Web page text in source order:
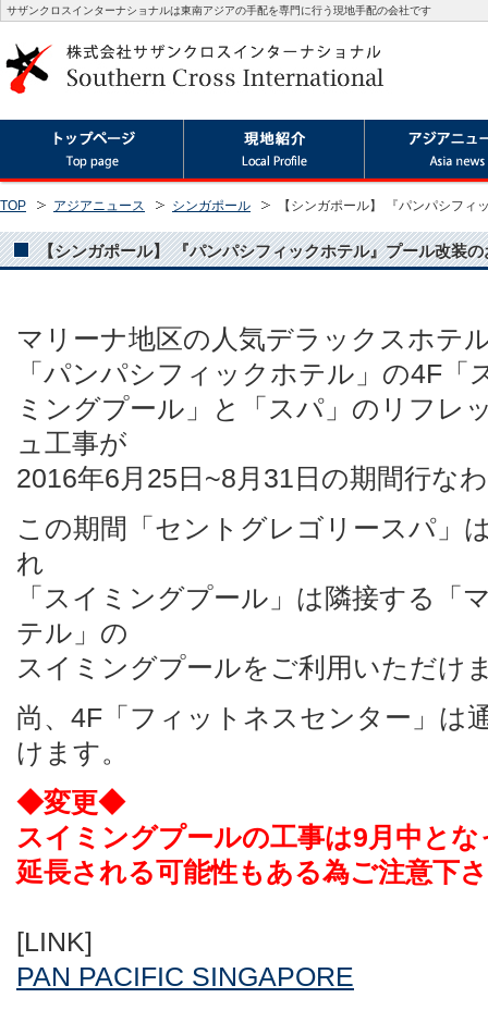
サザンクロスインターナショナルは東南アジアの手配を専門に行う現地手配の会社です
TOP アジアニュース シンガポール 【シンガポール】 『パンパシフ
【シンガポール】 『パンパシフィックホテル』プール改装
マリーナ地区の人気デラックスホテ
「パンパシフィックホテル」の4F「
ミングプール」と「スパ」のリフレ
ュ工事が
2016年6月25日~8月31日の期間行な
この期間「セントグレゴリースパ」
れ
「スイミングプール」は隣接する「
テル」の
スイミングプールをご利用いただけ
尚、4F「フィットネスセンター」は
けます。
◆変更◆
スイミングプールの工事は9月中と
延長される可能性もある為ご注意下
[LINK]
PAN PACIFIC SINGAPORE